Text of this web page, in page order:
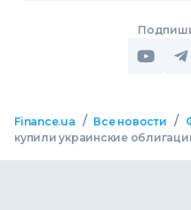
Finance.ua / Все новости /
купили украинские